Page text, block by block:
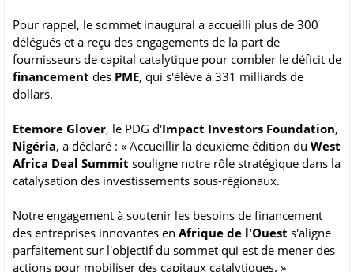
Pour rappel, le sommet inaugural a accueilli plus de 300
délégués et a reçu des engagements de la part de
fournisseurs de capital catalytique pour combler le déficit de
financement des PME, qui s'élève à 331 milliards de
dollars.
Etemore Glover, le PDG d'Impact Investors Foundation,
Nigéria, a déclaré : « Accueillir la deuxième édition du West
Africa Deal Summit souligne notre rôle stratégique dans la
catalysation des investissements sous-régionaux.
Notre engagement à soutenir les besoins de financement
des entreprises innovantes en Afrique de l'Ouest s'aligne
parfaitement sur l'objectif du sommet qui est de mener des
actions pour mobiliser des capitaux catalytiques. »